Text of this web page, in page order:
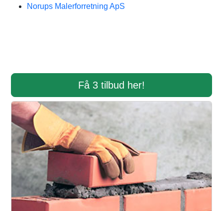
Norups Malerforretning ApS
Få 3 tilbud her!